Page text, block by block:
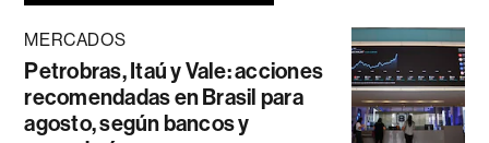
MERCADOS
Petrobras, Itaú y Vale: acciones
recomendadas en Brasil para
agosto, según bancos y